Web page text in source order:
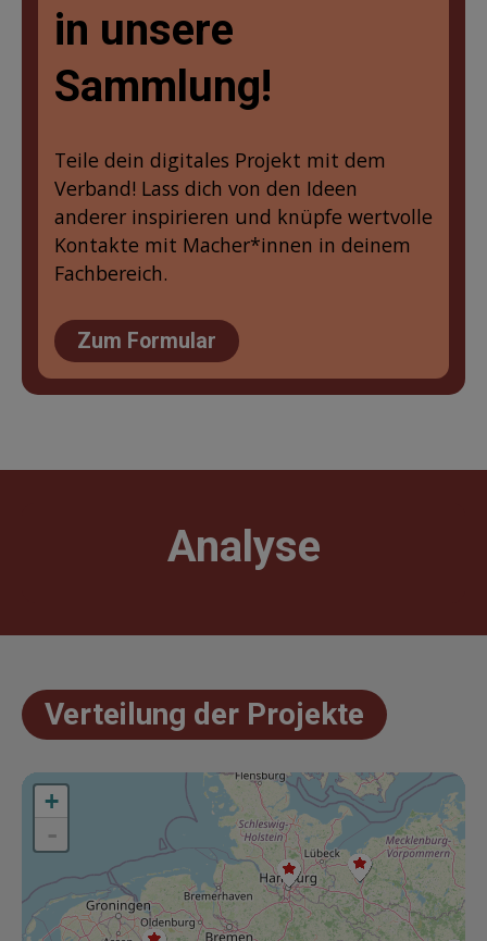
in unsere
Sammlung!
Teile dein digitales Projekt mit dem
Verband! Lass dich von den Ideen
anderer inspirieren und knüpfe wertvolle
Kontakte mit Macher*innen in deinem
Fachbereich.
Zum Formular
Analyse
Verteilung der Projekte
+
-
+
-